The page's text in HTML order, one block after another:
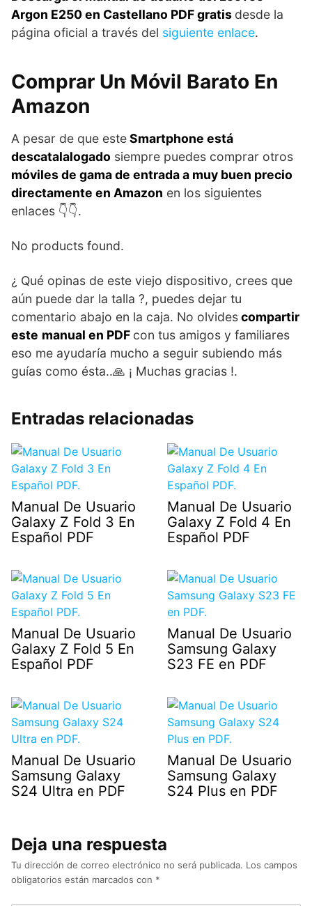
Argon E250 en Castellano PDF gratis desde la
página oficial a través del siguiente enlace.
Comprar Un Móvil Barato En
Amazon
A pesar de que esteSmartphone está
descatalalogado siempre puedes comprar otros
móviles de gama de entrada a muy buen precio
directamente en Amazon en los siguientes
enlaces 👇👇.
No products found.
¿ Qué opinas de este viejo dispositivo, crees que
aún puede dar la talla ?, puedes dejar tu
comentario abajo en la caja. No olvidescompartir
este manual en PDF con tus amigos y familiares
eso me ayudaría mucho a seguir subiendo más
guías como ésta..🙏 ¡ Muchas gracias !.
Entradas relacionadas
Manual De Usuario
Galaxy Z Fold 3 En
Español PDF
Manual De Usuario
Galaxy Z Fold 4 En
Español PDF
Manual De Usuario
Galaxy Z Fold 5 En
Español PDF
Manual De Usuario
Samsung Galaxy
S23 FE en PDF
Manual De Usuario
Samsung Galaxy
S24 Ultra en PDF
Manual De Usuario
Samsung Galaxy
S24 Plus en PDF
Deja una respuesta
Tu dirección de correo electrónico no será publicada. Los campos
obligatorios están marcados con *